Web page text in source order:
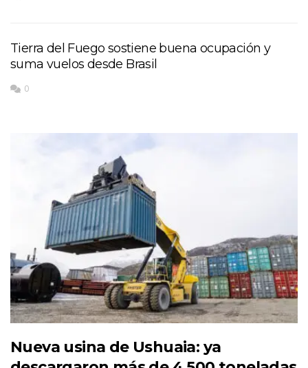
Tierra del Fuego sostiene buena ocupación y
suma vuelos desde Brasil
0
Nueva usina de Ushuaia: ya